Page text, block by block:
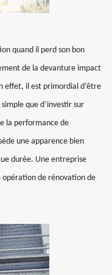
quand il perd son bon
de la devanture impact
effet, il est primordial d’être
que d’investir sur
la performance de
une apparence bien
durée. Une entreprise
opération de rénovation de